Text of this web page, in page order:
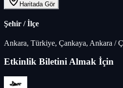
Haritada Gör
Şehir / İlçe
Ankara, Türkiye, Çankaya, Ankara /
Etkinlik Biletini Almak İçin